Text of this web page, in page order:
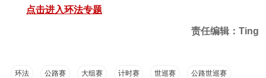
点击进入环法专题
责任编辑：Ting
环法 公路赛 大组赛 计时赛 世巡赛 公路世巡赛